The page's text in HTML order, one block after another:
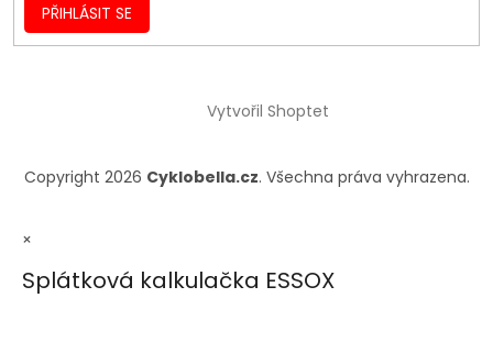
PŘIHLÁSIT SE
Vytvořil Shoptet
Copyright 2026 Cyklobella.cz. Všechna práva vyhrazena.
×
Splátková kalkulačka ESSOX